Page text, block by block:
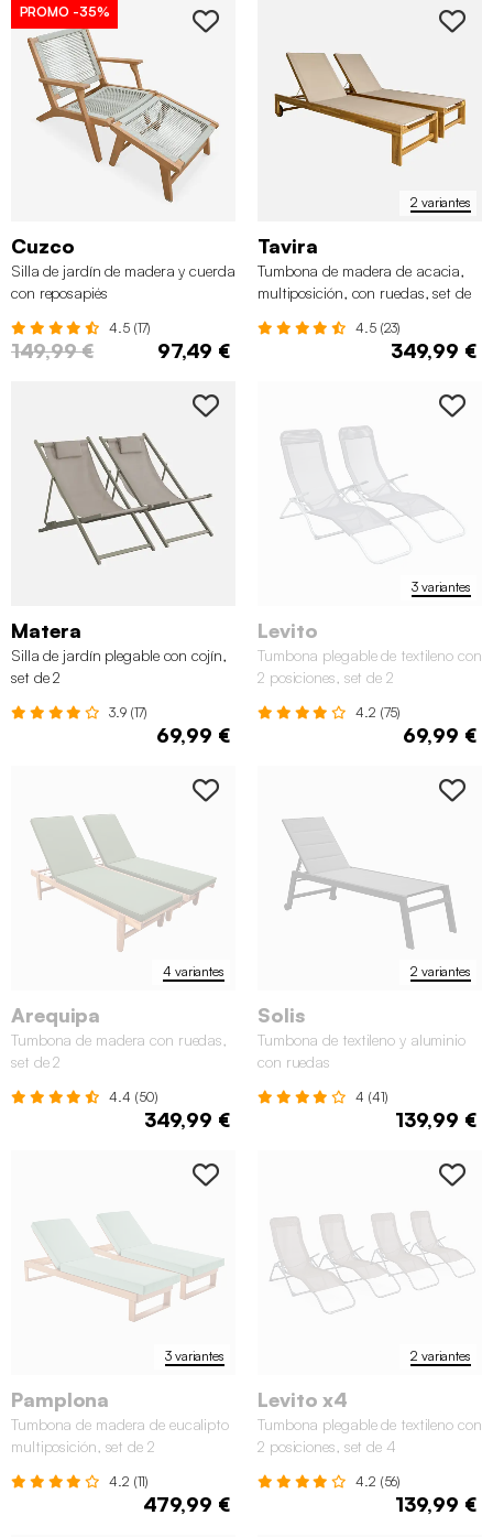
PROMO -35%
Cuzco
Silla de jardín de madera y cuerda
con reposapiés
4.5 (17)
149,99 € 97,49 €
2 variantes
Tavira
Tumbona de madera de acacia,
multiposición, con ruedas, set de
4.5 (23)
349,99 €
Matera
Silla de jardín plegable con cojín,
set de 2
3.9 (17)
69,99 €
3 variantes
Levito
Tumbona plegable de textileno con
2 posiciones, set de 2
4.2 (75)
69,99 €
4 variantes
Arequipa
Tumbona de madera con ruedas,
set de 2
4.4 (50)
349,99 €
2 variantes
Solis
Tumbona de textileno y aluminio
con ruedas
4 (41)
139,99 €
3 variantes
Pamplona
Tumbona de madera de eucalipto
multiposición, set de 2
4.2 (11)
479,99 €
2 variantes
Levito x4
Tumbona plegable de textileno con
2 posiciones, set de 4
4.2 (56)
139,99 €